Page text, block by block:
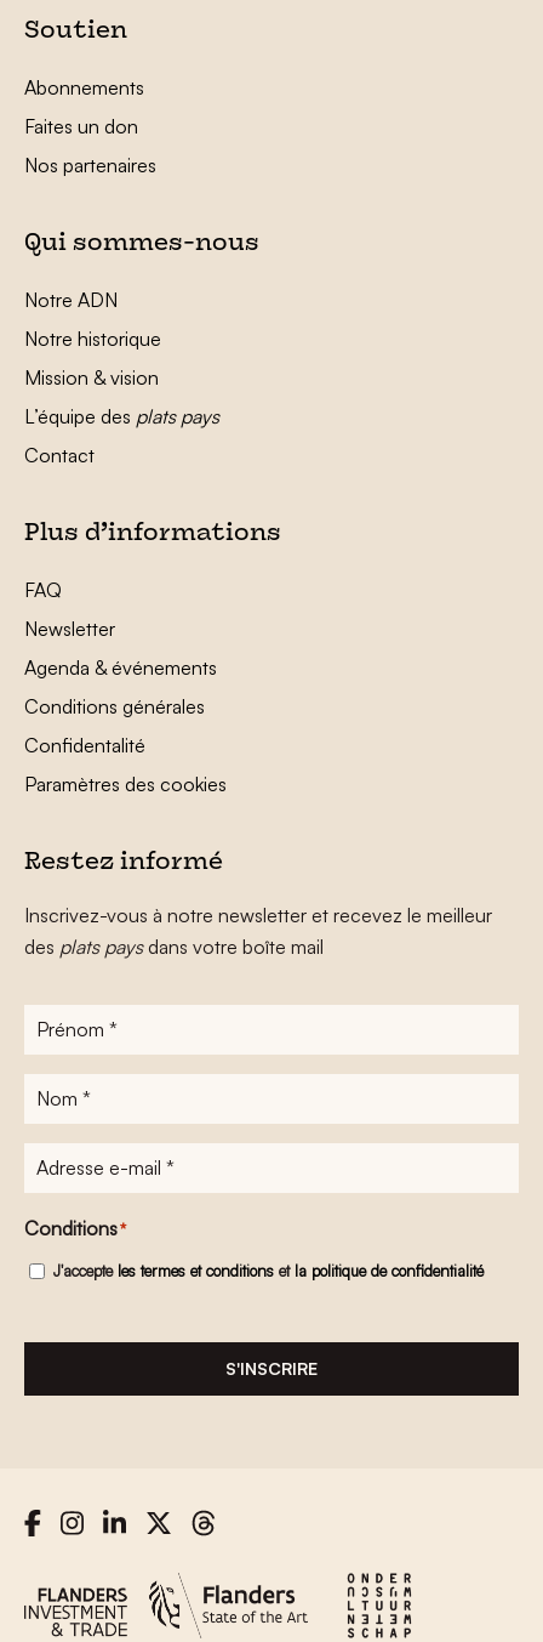
Soutien
Abonnements
Faites un don
Nos partenaires
Qui sommes-nous
Notre ADN
Notre historique
Mission & vision
L’équipe des plats pays
Contact
Plus d’informations
FAQ
Newsletter
Agenda & événements
Conditions générales
Confidentalité
Paramètres des cookies
Restez informé
Inscrivez-vous à notre newsletter et recevez le meilleur
des plats paysdans votre boîte mail
Prénom
Nom
Adresse
e-
mail*
Conditions*
J'accepte les termes et conditions et la politique de confidentialité
S'INSCRIRE